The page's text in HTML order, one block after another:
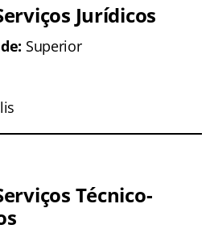
Jurídicos
Superior
Técnico-